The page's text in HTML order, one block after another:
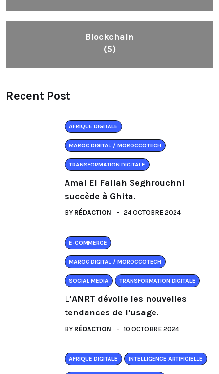
Blockchain
(5)
Recent Post
AFRIQUE DIGITALE
MAROC DIGITAL / MOROCCOTECH
TRANSFORMATION DIGITALE
Amal El Fallah Seghrouchni
succède à Ghita.
BY RÉDACTION 24 OCTOBRE 2024
E-COMMERCE
MAROC DIGITAL / MOROCCOTECH
SOCIAL MEDIA TRANSFORMATION DIGITALE
L’ANRT dévoile les nouvelles
tendances de l’usage.
BY RÉDACTION 10 OCTOBRE 2024
AFRIQUE DIGITALE INTELLIGENCE ARTIFICIELLE